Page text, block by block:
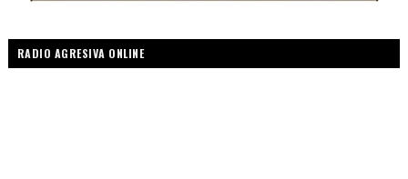
RADIO AGRESIVA ONLINE